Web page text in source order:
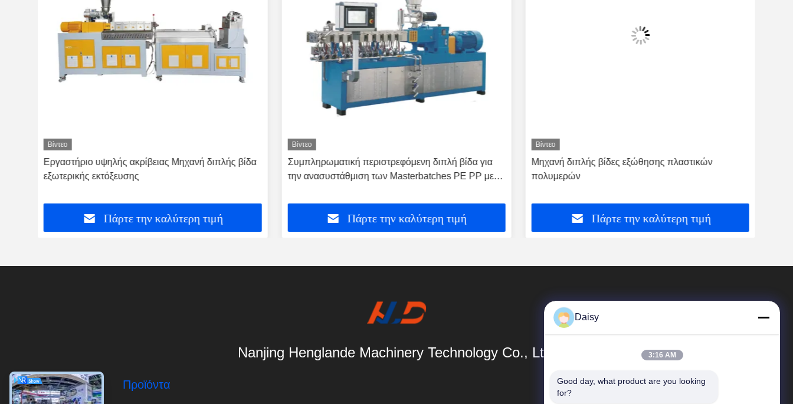
Βίντεο
Εργαστήριο υψηλής ακρίβειας Μηχανή διπλής βίδα
εξωτερικής εκτόξευσης
Πάρτε την καλύτερη τιμή
Βίντεο
Συμπληρωματική περιστρεφόμενη διπλή βίδα για
την ανασυστάθμιση των Masterbatches PE PP με
Πάρτε την καλύτερη τιμή
Βίντεο
Μηχανή διπλής βίδες εξώθησης πλαστικών
πολυμερών
Πάρτε την καλύτερη τιμή
Nanjing Henglande Machinery Technology Co., Ltd.
Προϊόντα Γρήγορες Συνδέσεις
Daisy
3:16 AM
Good day, what product are you looking
for?